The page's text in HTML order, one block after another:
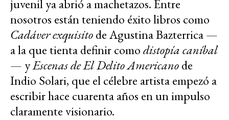
juvenil ya abrió a machetazos. Entre
nosotros están teniendo éxito libros como
Cadáver exquisitode Agustina Bazterrica —
a la que tienta definir comodistopía caníbal
— yEscenas de El Delito Americanode
Indio Solari, que el célebre artista empezó a
escribir hace cuarenta años en un impulso
claramente visionario.